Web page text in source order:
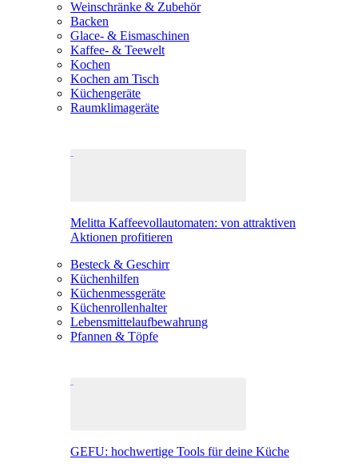
Weinschränke & Zubehör
Backen
Glace- & Eismaschinen
Kaffee- & Teewelt
Kochen
Kochen am Tisch
Küchengeräte
Raumklimageräte
Melitta Kaffeevollautomaten: von attraktiven
Aktionen profitieren
Besteck & Geschirr
Küchenhilfen
Küchenmessgeräte
Küchenrollenhalter
Lebensmittelaufbewahrung
Pfannen & Töpfe
GEFU: hochwertige Tools für deine Küche